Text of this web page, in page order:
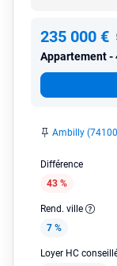
235 000 €
Appartement
Ambilly
Différence
43 %
Rend. ville
7 %
Loyer HC